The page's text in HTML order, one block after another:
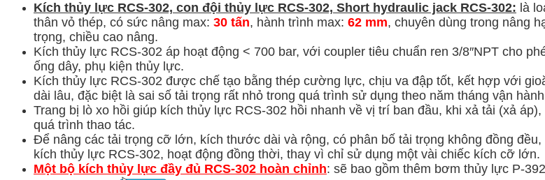
Kích thủy lực RCS-302, con đội thủy lực RCS-302, Short hydraulic jack RCS-302: là
thân vỏ thép, có sức nâng max: 30 tấn, hành trình max: 62 mm, chuyên dùng trong nâng
trọng, chiều cao nâng.
Kích thủy lực RCS-302 áp hoạt động < 700 bar, với coupler tiêu chuẩn ren 3/8″NPT cho
ống dây, phụ kiện thủy lực.
Kích thủy lực RCS-302 được chế tạo bằng thép cường lực, chịu va đập tốt, kết hợp với
dài lâu, đặc biệt là sai số tải trọng rất nhỏ trong quá trình sử dụng theo năm tháng vận
Trang bị lò xo hồi giúp kích thủy lực RCS-302 hồi nhanh về vị trí ban đầu, khi xả tải (xả
quá trình thao tác.
Để nâng các tải trọng cỡ lớn, kích thước dài và rộng, có phân bố tải trọng không đồng
kích thủy lực RCS-302, hoạt động đồng thời, thay vì chỉ sử dụng một vài chiếc kích cỡ lớn.
Một bộ kích thủy lực đầy đủ RCS-302 hoàn chỉnh: sẽ bao gồm thêm bơm thủy lực P-